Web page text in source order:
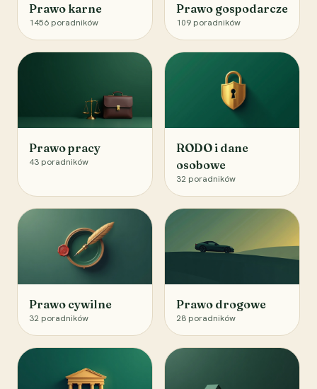
Prawo karne
1456 poradników
Prawo gospodarcze
109 poradników
Prawo pracy
43 poradników
RODO i dane
osobowe
32 poradników
Prawo cywilne
32 poradników
Prawo drogowe
28 poradników